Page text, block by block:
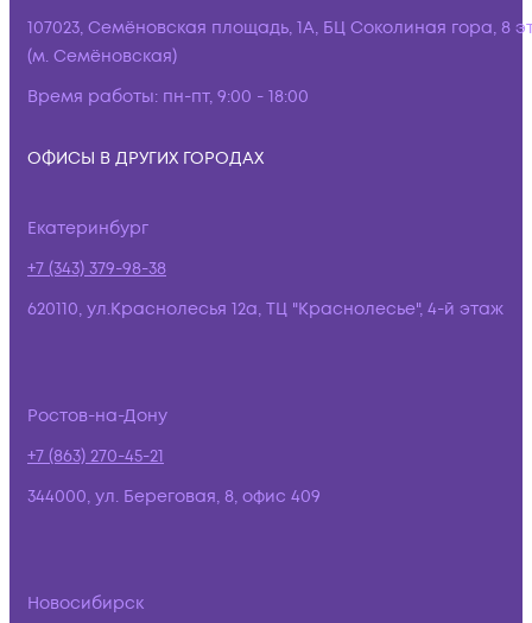
107023, Семёновская площадь, 1А, БЦ Соколиная гора, 8
(м. Семёновская)
Время работы: пн-пт, 9:00 - 18:00
ОФИСЫ В ДРУГИХ ГОРОДАХ
Екатеринбург
+7 (343) 379-98-38
620110, ул.Краснолесья 12а, ТЦ "Краснолесье", 4-й этаж
Ростов-на-Дону
+7 (863) 270-45-21
344000, ул. Береговая, 8, офис 409
Новосибирск